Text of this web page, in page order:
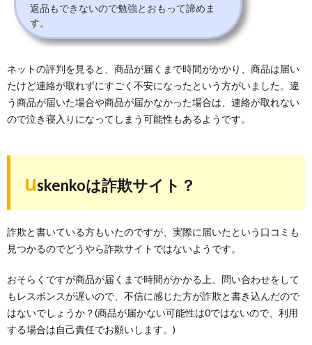
返品もできないので勉強とおもって諦めま
す。
ネットの評判を見ると、商品が届くまで時間がかかり、商品は届い
たけど連絡が取れずにすごく不安になったという方がいました。違
う商品が届いた場合や商品が届かなかった場合は、連絡が取れない
ので泣き寝入りになってしまう可能性もあるようです。
uskenkoは詐欺サイト？
詐欺と書いている方もいたのですが、実際に届いたという口コミも
見つかるのでどうやら詐欺サイトではないようです。
おそらくですが商品が届くまで時間がかかる上、問い合わせをして
もレスポンスが遅いので、不信に感じた方が詐欺と書き込んだので
はないでしょうか？(商品が届かない可能性は0ではないので、利用
する場合は自己責任でお願いします。)